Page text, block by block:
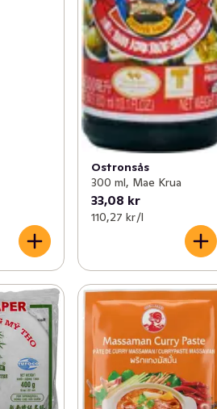
Ostronsås
300 ml, Mae Krua
33,08 kr
110,27 kr /l